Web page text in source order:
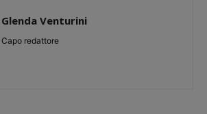
Glenda Venturini
Capo redattore